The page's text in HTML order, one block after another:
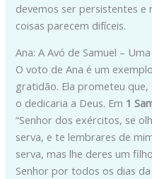
devemos ser persistentes e
coisas parecem difíceis.
Ana: A Avó de Samuel –
O voto de Ana é um
gratidão. Ela prometeu que,
o dedicaria a Deus. Em 1
“Senhor dos exércitos, se
serva, e te lembrares de
serva, mas lhe deres um
Senhor por todos os dias